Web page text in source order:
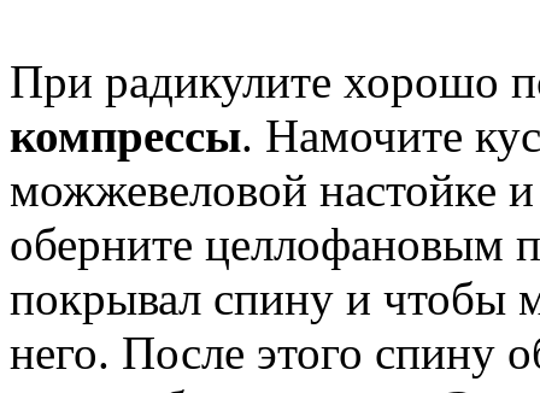
При радикулите хорошо
компрессы. Намочите
можжевеловой настойке
оберните целлофановым
покрывал спину и чтобы
него. После этого спину